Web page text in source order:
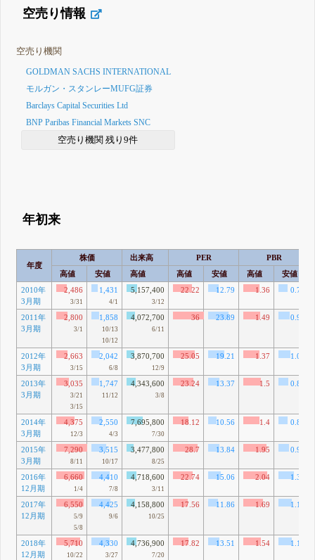
空売り情報
空売り機関
GOLDMAN SACHS INTERNATIONAL
モルガン・スタンレーMUFG証券
Barclays Capital Securities Ltd
BNP Paribas Financial Markets SNC
空売り機関 残り9件
年初来
年度
株価 出来高 PER
PBR
高値
安値 高値 高値 安値 高値
安値
2010年
3月期
2,486
3/31
1,431
4/1
5,157,400
3/12
22.22 12.79 1.36 0.78
2011年
3月期
2,800
3/1
1,858
10/13
10/12
4,072,700
6/11
36 23.89 1.49 0.99
2012年
3月期
2,663
3/15
2,042
6/8
3,870,700
12/9
25.05 19.21 1.37 1.05
2013年
3月期
3,035
3/21
3/15
1,747
11/12
4,343,600
3/8
23.24 13.37 1.5 0.86
2014年
3月期
4,375
12/3
2,550
4/3
7,695,800
7/30
18.12 10.56 1.4 0.82
2015年
3月期
7,290
8/11
3,515
10/17
3,477,800
8/25
28.7 13.84 1.95 0.94
2016年
12月期
6,660
1/4
4,410
7/8
4,718,600
3/11
22.74 15.06 2.04 1.35
2017年
12月期
6,550
5/9
5/8
4,425
9/6
4,158,800
10/25
17.56 11.86 1.69 1.14
2018年
12月期
5,710
10/22
4,330
3/27
4,736,900
7/20
17.82 13.51 1.54 1.17